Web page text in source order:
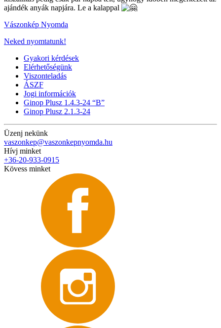
ajándék anyák napjára. Le a kalappal
Vászonkép Nyomda
Neked nyomtatunk!
Gyakori kérdések
Elérhetőségünk
Viszonteladás
ÁSZF
Jogi információk
Ginop Plusz 1.4.3-24 “B”
Ginop Plusz 2.1.3-24
Üzenj nekünk
vaszonkep@vaszonkepnyomda.hu
Hívj minket
+36-20-933-0915
Kövess minket